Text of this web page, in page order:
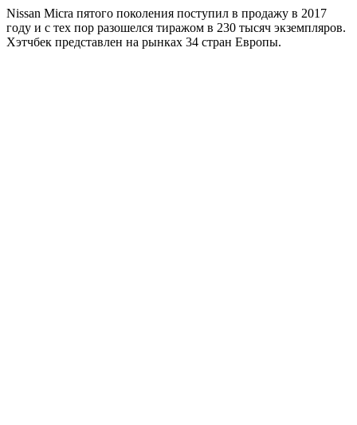
Nissan Micra пятого поколения поступил в продажу в 2017
году и с тех пор разошелся тиражом в 230 тысяч экземпляров.
Хэтчбек представлен на рынках 34 стран Европы.